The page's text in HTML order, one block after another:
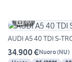
30
AUDI A5 40 TDI S-
34.900 €Nuoro(NU)